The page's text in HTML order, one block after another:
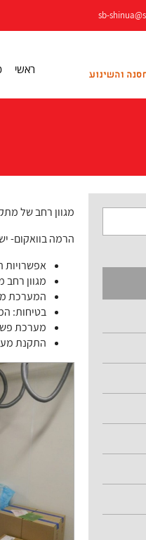
sb-
ראשי
מגוון רחב של
הרמה בוואקום-
אפשרויות
מגוון
המערכת
בטיחות:
מערכת
התקנת